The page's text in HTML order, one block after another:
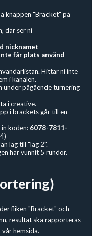
knappen "Bracket" på
där ser ni
nicknamet
får plats använd
Hittar ni inte
i kanalen.
under pågående turnering
i creative.
i brackets går till en
koden: 6078-7811-
lag till "lag 2".
har vunnit 5 rundor.
fliken "Bracket" och
resultat ska rapporteras
hemsida.